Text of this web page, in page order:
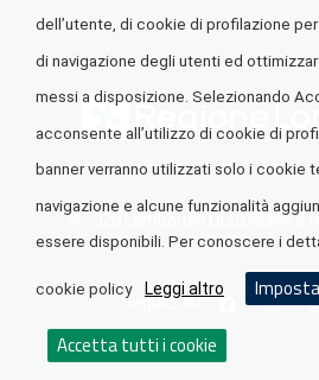
© 2026 Lombardia Quotidiano è
Seguici su
dell’utente, di cookie di profilazione
di navigazione degli utenti ed
messi a disposizione. Selezionando
acconsente all’utilizzo di cookie di
banner verranno utilizzati solo i cookie
navigazione e alcune funzionalità
essere disponibili. Per conoscere i
cookie policy Leggi altro
Accetta tutti i cookie